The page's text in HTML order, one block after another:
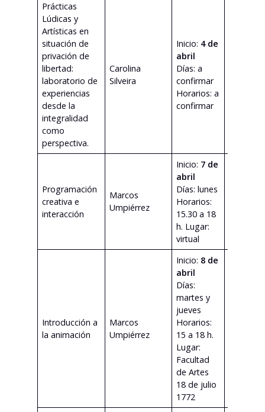
Prácticas
Lúdicas y
Artísticas en
situación de
privación de
libertad:
laboratorio de
experiencias
desde la
integralidad
como
perspectiva.
Carolina
Silveira
Inicio: 4 de
abril
Días: a
confirmar
Horarios: a
confirmar
Programación
creativa e
interacción
Marcos
Umpiérrez
Inicio: 7 de
abril
Días: lunes
Horarios:
15.30 a 18
h. Lugar:
virtual
Introducción a
la animación
Marcos
Umpiérrez
Inicio: 8 de
abril
Días:
martes y
jueves
Horarios:
15 a 18 h.
Lugar:
Facultad
de Artes
18 de julio
1772